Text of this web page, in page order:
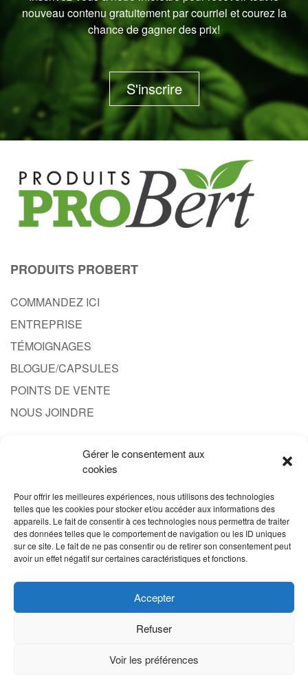
Gérer le consentement aux
cookies
Pour offrir les meilleures expériences, nous utilisons des technologies
telles que les cookies pour stocker et/ou accéder aux informations des
appareils. Le fait de consentir à ces technologies nous permettra de traiter
des données telles que le comportement de navigation ou les ID uniques
sur ce site. Le fait de ne pas consentir ou de retirer son consentement peut
avoir un effet négatif sur certaines caractéristiques et fonctions.
Accepter
Refuser
Voir les préférences
nouveau contenu gratuitement par courriel et courez la
chance de gagner des prix!
S'inscrire
PRODUITS PROBERT
COMMANDEZ ICI
ENTREPRISE
TÉMOIGNAGES
BLOGUE/CAPSULES
POINTS DE VENTE
NOUS JOINDRE
1.844.608.3777
INFO@PRODUITPROBERT.COM